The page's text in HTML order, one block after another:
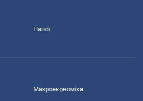
Напої
Макроекономіка